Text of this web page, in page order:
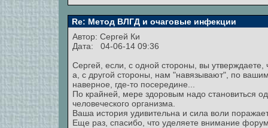
Re: Метод ВЛГД и очаговые инфекции
Автор: Сергей Ки
Дата: 04-06-14 09:36
Сергей, если, с одной стороны, вы утверждаете,
а, с другой стороны, нам "навязывают", по
наверное, где-то посередине...
По крайней, мере здоровым надо становиться
человеческого организма.
Ваша история удивительна и сила воли
Еще раз, спасибо, что уделяете внимание